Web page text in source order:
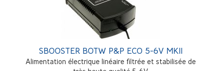
SBOOSTER BOTW P&P ECO 5-6V MKII
Alimentation électrique linéaire filtrée et stabilisée de